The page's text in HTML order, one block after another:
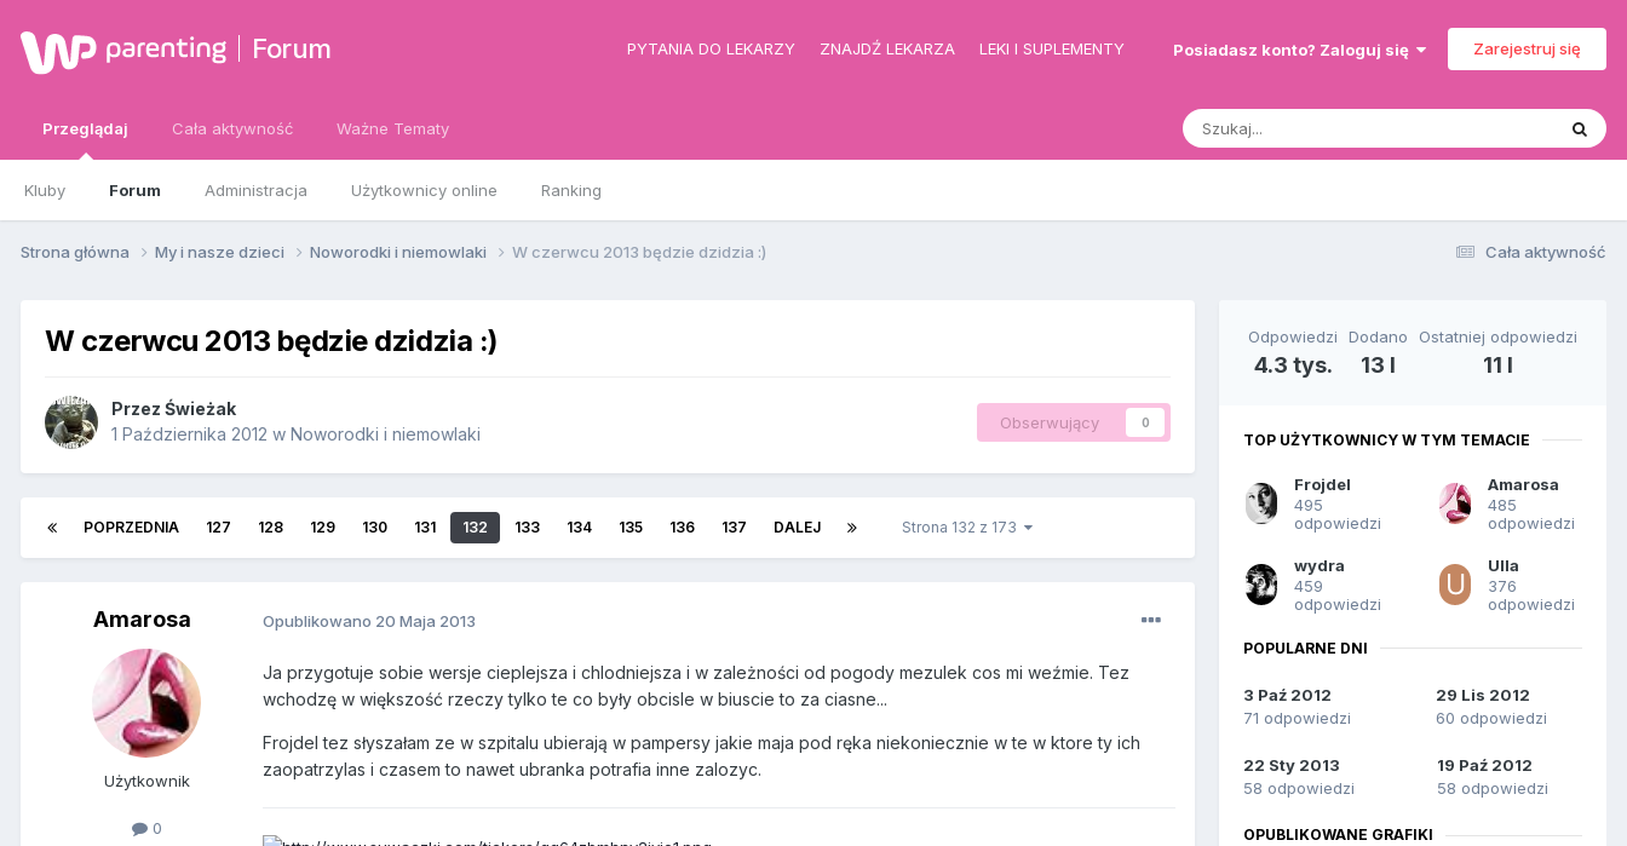
Forum PYTANIA DO LEKARZY ZNAJDŹ LEKARZA LEKI I SUPLEMENTY Posiadasz konto? Zaloguj się Zarejestruj się
Przeglądaj
Kluby Forum Administracja Użytkownicy online Ranking
Cała aktywność Ważne Tematy
Cała aktywność
Strona główna My i nasze dzieci Noworodki i niemowlaki W czerwcu 2013 będzie dzidzia :)
W czerwcu 2013 będzie dzidzia :)
Przez Świeżak
1 Października 2012 w Noworodki i niemowlaki
Obserwujący 0
POPRZEDNIA 127 128 129 130 131 132 133 134 135 136 137 DALEJ Strona 132 z 173
Amarosa
Użytkownik
0
Opublikowano 20 Maja 2013
Ja przygotuje sobie wersje cieplejsza i chlodniejsza i w zależności od pogody mezulek cos mi weźmie. Tez
wchodzę w większość rzeczy tylko te co były obcisle w biuscie to za ciasne...
Frojdel tez słyszałam ze w szpitalu ubierają w pampersy jakie maja pod ręka niekoniecznie w te w ktore ty ich
zaopatrzylas i czasem to nawet ubranka potrafia inne zalozyc.
Odpowiedzi
4.3 tys.
Dodano
13 l
Ostatniej odpowiedzi
11 l
TOP UŻYTKOWNICY W TYM TEMACIE
Frojdel
495
odpowiedzi
Amarosa
485
odpowiedzi
wydra
459
odpowiedzi
Ulla
376
odpowiedzi
POPULARNE DNI
3 Paź 2012
71 odpowiedzi
29 Lis 2012
60 odpowiedzi
22 Sty 2013
58 odpowiedzi
19 Paź 2012
58 odpowiedzi
OPUBLIKOWANE GRAFIKI